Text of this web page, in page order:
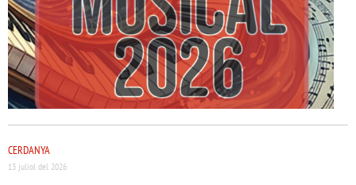
CERDANYA
13 juliol del 2026